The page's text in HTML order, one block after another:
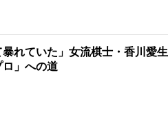
暴れていた」女流棋士・香川愛生
」への道